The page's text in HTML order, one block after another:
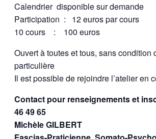
Calendrier disponible sur demande
Participation :
12 euros par cours
10 cours
:
100 euros
Ouvert à toutes et tous, sans condition
particulière
Il est possible de rejoindre l’atelier en
Contact pour renseignements et
46 49 65
Michèle GILBERT